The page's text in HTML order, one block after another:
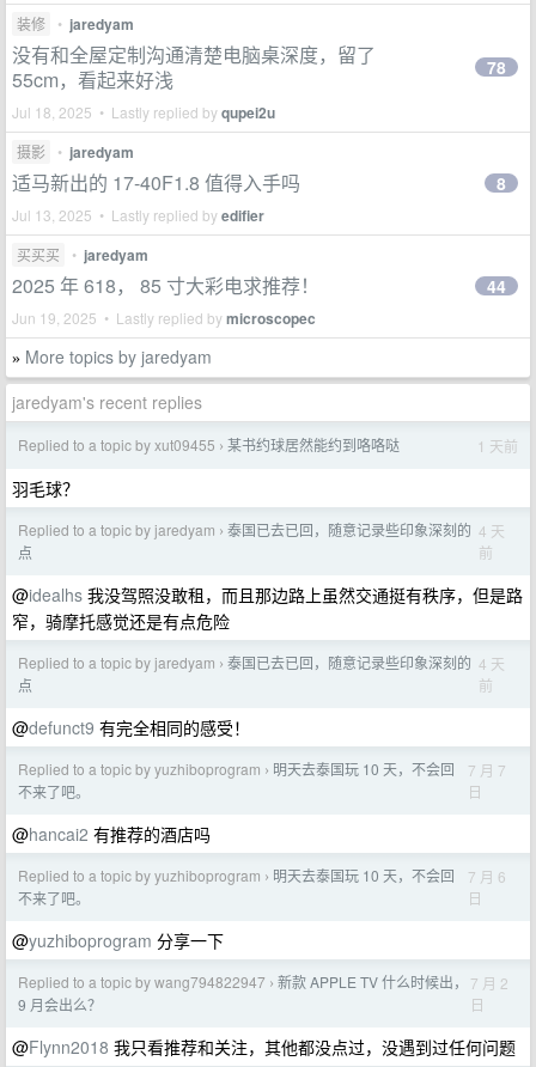
装修 • jaredyam
没有和全屋定制沟通清楚电脑桌深度，留了
55cm，看起来好浅
Jul 18, 2025 • Lastly replied byqupei2u
78
摄影 • jaredyam
适马新出的 17-40F1.8 值得入手吗
Jul 13, 2025 • Lastly replied byedifier
8
买买买 • jaredyam
2025 年 618， 85 寸大彩电求推荐！
Jun 19, 2025 • Lastly replied bymicroscopec
44
» More topics by jaredyam
jaredyam's recent replies
Replied to a topic by xut09455 › 某书约球居然能约到咯咯哒 1 天前
羽毛球？
Replied to a topic by jaredyam › 泰国已去已回，随意记录些印象深刻的
点
4 天
前
@idealhs 我没驾照没敢租，而且那边路上虽然交通挺有秩序，但是路
窄，骑摩托感觉还是有点危险
Replied to a topic by jaredyam › 泰国已去已回，随意记录些印象深刻的
点
4 天
前
@defunct9 有完全相同的感受！
Replied to a topic by yuzhiboprogram › 明天去泰国玩 10 天，不会回
不来了吧。
7 月 7
日
@hancai2 有推荐的酒店吗
Replied to a topic by yuzhiboprogram › 明天去泰国玩 10 天，不会回
不来了吧。
7 月 6
日
@yuzhiboprogram 分享一下
Replied to a topic by wang794822947 › 新款 APPLE TV 什么时候出，
9 月会出么？
7 月 2
日
@Flynn2018 我只看推荐和关注，其他都没点过，没遇到过任何问题